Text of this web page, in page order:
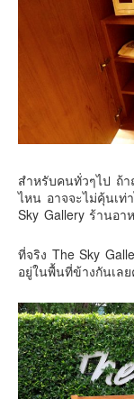
สำหรับคนทั่วๆไป ถ้า
ไหน อาจจะไม่คุ้นเท่
Sky Gallery ร้านอา
ที่จริง The Sky
อยู่ในพื้นที่ข้างกันเล